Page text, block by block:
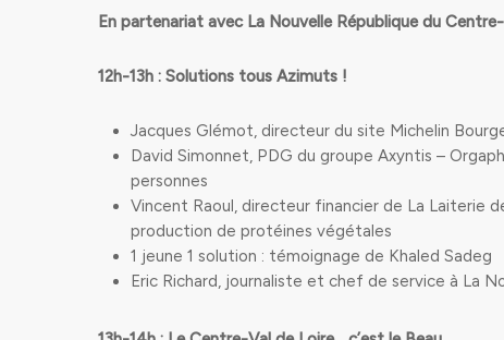
En partenariat avec La Nouvelle République du
12h-13h : Solutions tous Azimuts !
Jacques Glémot, directeur du site Michelin
David Simonnet, PDG du groupe Axyntis –
personnes
Vincent Raoul, directeur financier de La Laiterie
production de protéines végétales
1 jeune 1 solution : témoignage de Khaled Sadeg
Eric Richard, journaliste et chef de service à La